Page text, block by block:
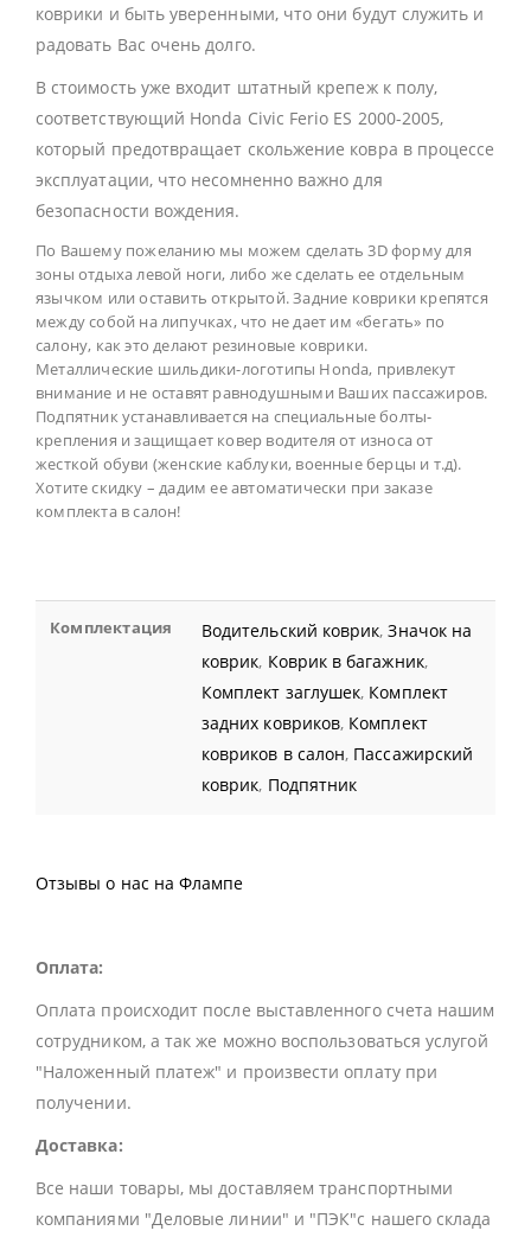
коврики и быть уверенными, что они будут служить и
радовать Вас очень долго.
В стоимость уже входит штатный крепеж к полу,
соответствующий Honda Civic Ferio ES 2000-2005,
который предотвращает скольжение ковра в процессе
эксплуатации, что несомненно важно для
безопасности вождения.
По Вашему пожеланию мы можем сделать 3D форму для
зоны отдыха левой ноги, либо же сделать ее отдельным
язычком или оставить открытой. Задние коврики крепятся
между собой на липучках, что не дает им «бегать» по
салону, как это делают резиновые коврики.
Металлические шильдики-логотипы Honda, привлекут
внимание и не оставят равнодушными Ваших пассажиров.
Подпятник устанавливается на специальные болты-
крепления и защищает ковер водителя от износа от
жесткой обуви (женские каблуки, военные берцы и т.д).
Хотите скидку – дадим ее автоматически при заказе
комплекта в салон!
Комплектация Водительский коврик,Значок на
коврик, Коврик в багажник,
Комплект заглушек, Комплект
задних ковриков, Комплект
ковриков в салон, Пассажирский
коврик, Подпятник
Отзывы о нас на Флампе
Оплата:
Оплата происходит после выставленного счета нашим
сотрудником, а так же можно воспользоваться услугой
"Наложенный платеж" и произвести оплату при
получении.
Доставка:
Все наши товары, мы доставляем транспортными
компаниями "Деловые линии" и "ПЭК"с нашего склада